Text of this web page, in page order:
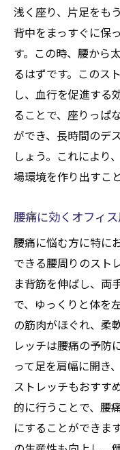
浅く座り、片足をも
背中をまっすぐに保
す。この時、腰から
るはずです。このス
し、血行を促進する
ることで、座りっぱ
ができ、長時間のデ
しょう。これにより
場環境を作り出すこ
腰痛に効くオフィ
腰痛に悩む方に特に
できる腰周りのスト
ま背筋を伸ばし、両
で、ゆっくりと体を
の筋肉がほぐれ、柔
レッチは腰痛の予防
って足を肩幅に開き
ストレッチもおすす
的に行うことで、腰
にすることができま